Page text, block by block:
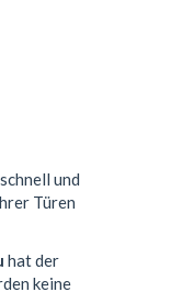
und
Türen
hat der
keine